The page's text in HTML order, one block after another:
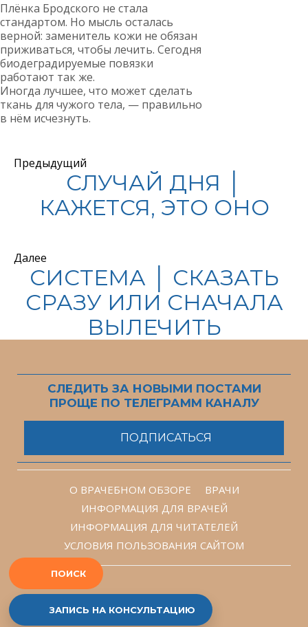
Плёнка Бродского не стала
стандартом. Но мысль осталась
верной: заменитель кожи не обязан
приживаться, чтобы лечить. Сегодня
биодеградируемые повязки
работают так же.
Иногда лучшее, что может сделать
ткань для чужого тела, — правильно
в нём исчезнуть.
Предыдущий
СЛУЧАЙ ДНЯ │
КАЖЕТСЯ, ЭТО ОНО
Далее
СИСТЕМА │ СКАЗАТЬ
СРАЗУ ИЛИ СНАЧАЛА
ВЫЛЕЧИТЬ
СЛЕДИТЬ ЗА НОВЫМИ ПОСТАМИ
ПРОЩЕ ПО ТЕЛЕГРАММ КАНАЛУ
ПОДПИСАТЬСЯ
ПОИСК
ЗАПИСЬ НА КОНСУЛЬТАЦИЮ
О ВРАЧЕБНОМ ОБЗОРЕ
ВРАЧИ
ИНФОРМАЦИЯ ДЛЯ ВРАЧЕЙ
ИНФОРМАЦИЯ ДЛЯ ЧИТАТЕЛЕЙ
УСЛОВИЯ ПОЛЬЗОВАНИЯ САЙТОМ